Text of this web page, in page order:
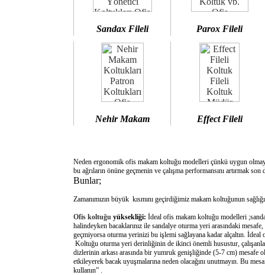
Sandax Fileli Parox Fileli
Nehir Makam Effect Fileli
Neden ergonomik ofis makam koltuğu modelleri çünkü uygun
bu ağrıların önüne geçmenin ve çalışma performansını artırmak
Bunlar;
Zamanımızın büyük kısmını geçirdiğimiz makam koltuğunun
Ofis koltuğu yüksekliği: İdeal ofis makam koltuğu modelleri
halindeyken bacaklarınız ile sandalye oturma yeri arasındaki
geçmiyorsa oturma yerinizi bu işlemi sağlayana kadar alçaltın.
Koltuğu oturma yeri derinliğinin de ikinci önemli husustur,
dizlerinin arkası arasında bir yumruk genişliğinde (5-7 cm) mesafe
etkileyerek bacak uyuşmalarına neden olacağını unutmayın. Bu
kullanın” .